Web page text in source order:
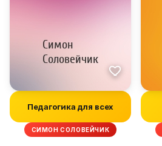
Педагогика для всех
СИМОН СОЛОВЕЙЧИК